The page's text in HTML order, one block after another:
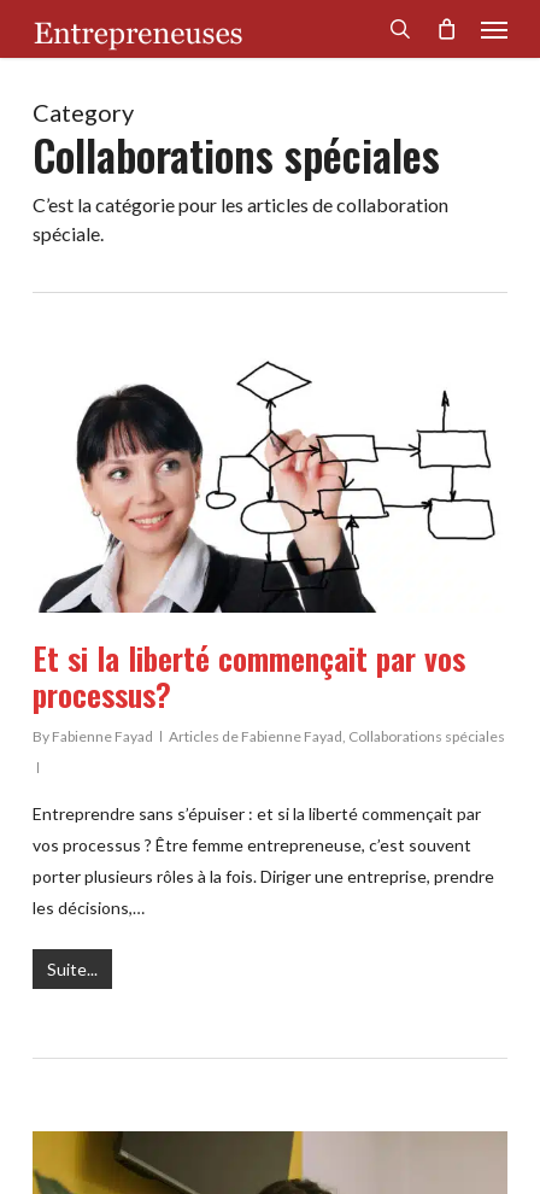
content
search
Menu
Category
Collaborations spéciales
C’est la catégorie pour les articles de collaboration
spéciale.
Et si la liberté commençait par vos
processus?
By Fabienne Fayad Articles de Fabienne Fayad Collaborations spéciales
Entreprendre sans s’épuiser : et si la liberté commençait par
vos processus ? Être femme entrepreneuse, c’est souvent
porter plusieurs rôles à la fois. Diriger une entreprise, prendre
les décisions,…
Suite...